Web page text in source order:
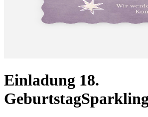
Einladung 18.
Geburtstag